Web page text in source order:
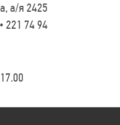
а/я 2425
221 74 94